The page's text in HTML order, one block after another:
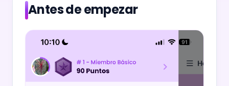
Antes de empezar